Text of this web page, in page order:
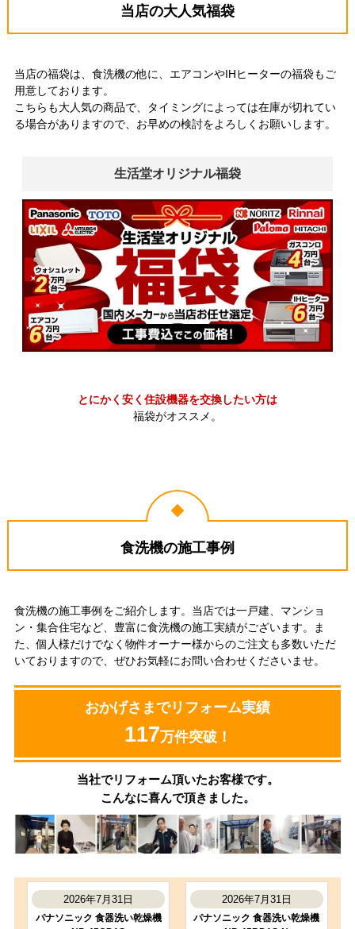
当店の大人気福袋
当店の福袋は、食洗機の他に、エアコンやIHヒーターの福袋もご
用意しております。
こちらも大人気の商品で、タイミングによっては在庫が切れてい
る場合がありますので、お早めの検討をよろしくお願いします。
生活堂オリジナル福袋
とにかく安く住設機器を交換したい方は
福袋がオススメ。
食洗機の施工事例
食洗機の施工事例をご紹介します。当店では一戸建、マンショ
ン・集合住宅など、豊富に食洗機の施工実績がございます。ま
た、個人様だけでなく物件オーナー様からのご注文も多数いただ
いておりますので、ぜひお気軽にお問い合わせくださいませ。
おかげさまでリフォーム実績
117万件突破！
当社でリフォーム頂いたお客様です。
こんなに喜んで頂きました。
2026年7月31日
パナソニック 食器洗い乾燥機
2026年7月31日
パナソニック 食器洗い乾燥機